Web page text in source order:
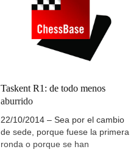
Taskent R1: de todo menos
aburrido
22/10/2014 – Sea por el cambio
de sede, porque fuese la primera
ronda o porque se han